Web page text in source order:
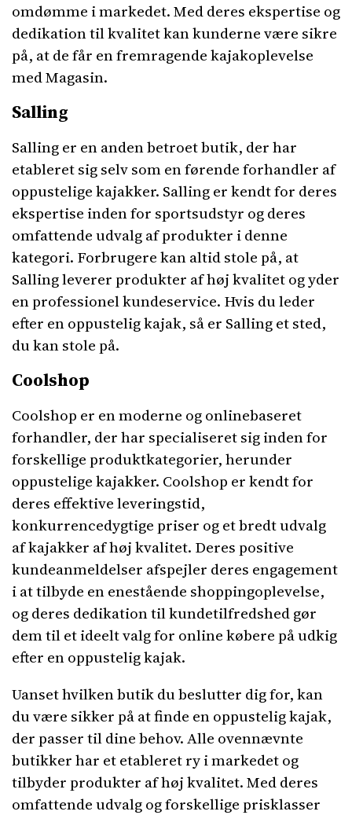
omdømme i markedet. Med deres ekspertise og
dedikation til kvalitet kan kunderne være sikre
på, at de får en fremragende kajakoplevelse
med Magasin.
Salling
Salling er en anden betroet butik, der har
etableret sig selv som en førende forhandler af
oppustelige kajakker. Salling er kendt for deres
ekspertise inden for sportsudstyr og deres
omfattende udvalg af produkter i denne
kategori. Forbrugere kan altid stole på, at
Salling leverer produkter af høj kvalitet og yder
en professionel kundeservice. Hvis du leder
efter en oppustelig kajak, så er Salling et sted,
du kan stole på.
Coolshop
Coolshop er en moderne og onlinebaseret
forhandler, der har specialiseret sig inden for
forskellige produktkategorier, herunder
oppustelige kajakker. Coolshop er kendt for
deres effektive leveringstid,
konkurrencedygtige priser og et bredt udvalg
af kajakker af høj kvalitet. Deres positive
kundeanmeldelser afspejler deres engagement
i at tilbyde en enestående shoppingoplevelse,
og deres dedikation til kundetilfredshed gør
dem til et ideelt valg for online købere på udkig
efter en oppustelig kajak.
Uanset hvilken butik du beslutter dig for, kan
du være sikker på at finde en oppustelig kajak,
der passer til dine behov. Alle ovennævnte
butikker har et etableret ry i markedet og
tilbyder produkter af høj kvalitet. Med deres
omfattende udvalg og forskellige prisklasser